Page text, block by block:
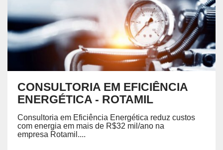
CONSULTORIA EM EFICIÊNCIA
ENERGÉTICA - ROTAMIL
Consultoria em Eficiência Energética reduz custos
com energia em mais de R$32 mil/ano na
empresa Rotamil....